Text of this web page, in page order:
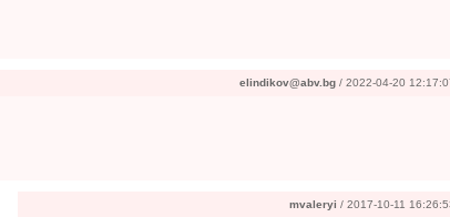
elindikov@abv.bg / 2022-04-20
mvaleryi / 2017-10-11